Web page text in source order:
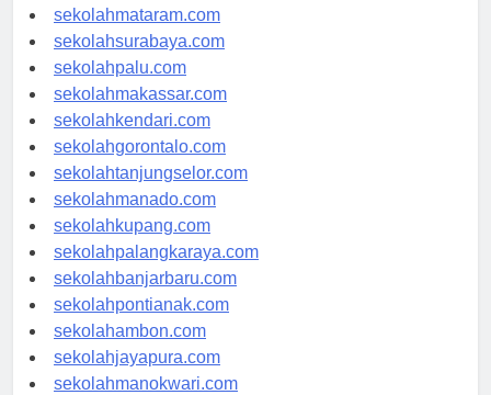
sekolahmataram.com
sekolahsurabaya.com
sekolahpalu.com
sekolahmakassar.com
sekolahkendari.com
sekolahgorontalo.com
sekolahtanjungselor.com
sekolahmanado.com
sekolahkupang.com
sekolahpalangkaraya.com
sekolahbanjarbaru.com
sekolahpontianak.com
sekolahambon.com
sekolahjayapura.com
sekolahmanokwari.com